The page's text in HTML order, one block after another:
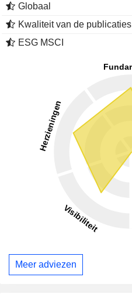
Globaal
Kwaliteit van de publicaties
ESG MSCI
Meer adviezen